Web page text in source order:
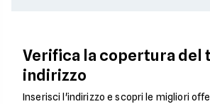
Verifica la copertura del
indirizzo
Inserisci l'indirizzo e scopri le migliori